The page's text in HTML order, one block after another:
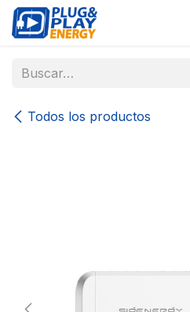
Ir al contenido
Todos los productos